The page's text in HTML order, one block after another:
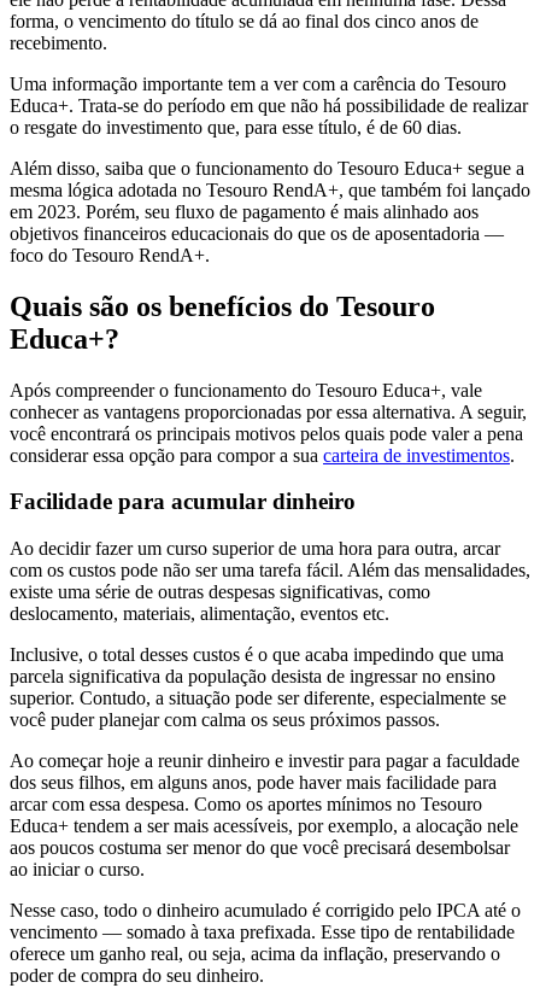
forma, o vencimento do título se dá ao final dos cinco anos de
recebimento.
Uma informação importante tem a ver com a carência do Tesouro
Educa+. Trata-se do período em que não há possibilidade de realizar
o resgate do investimento que, para esse título, é de 60 dias.
Além disso, saiba que o funcionamento do Tesouro Educa+ segue a
mesma lógica adotada no Tesouro RendA+, que também foi lançado
em 2023. Porém, seu fluxo de pagamento é mais alinhado aos
objetivos financeiros educacionais do que os de aposentadoria —
foco do Tesouro RendA+.
Quais são os benefícios do Tesouro
Educa+?
Após compreender o funcionamento do Tesouro Educa+, vale
conhecer as vantagens proporcionadas por essa alternativa. A seguir,
você encontrará os principais motivos pelos quais pode valer a pena
considerar essa opção para compor a sua carteira de investimentos.
Facilidade para acumular dinheiro
Ao decidir fazer um curso superior de uma hora para outra, arcar
com os custos pode não ser uma tarefa fácil. Além das mensalidades,
existe uma série de outras despesas significativas, como
deslocamento, materiais, alimentação, eventos etc.
Inclusive, o total desses custos é o que acaba impedindo que uma
parcela significativa da população desista de ingressar no ensino
superior. Contudo, a situação pode ser diferente, especialmente se
você puder planejar com calma os seus próximos passos.
Ao começar hoje a reunir dinheiro e investir para pagar a faculdade
dos seus filhos, em alguns anos, pode haver mais facilidade para
arcar com essa despesa. Como os aportes mínimos no Tesouro
Educa+ tendem a ser mais acessíveis, por exemplo, a alocação nele
aos poucos costuma ser menor do que você precisará desembolsar
ao iniciar o curso.
Nesse caso, todo o dinheiro acumulado é corrigido pelo IPCA até o
vencimento — somado à taxa prefixada. Esse tipo de rentabilidade
oferece um ganho real, ou seja, acima da inflação, preservando o
poder de compra do seu dinheiro.